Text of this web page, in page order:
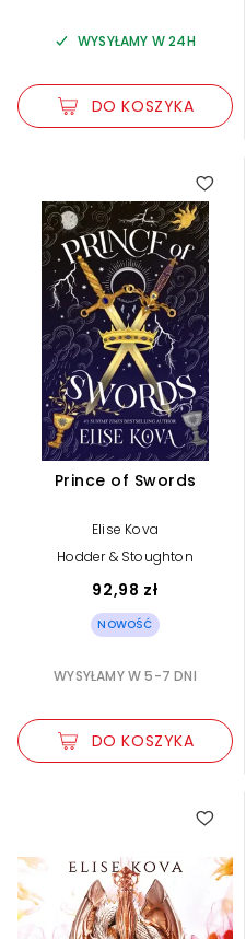
WYSYŁAMY W 24H
DO KOSZYKA
Prince of Swords
Elise Kova
Hodder & Stoughton
92,98 zł
NOWOŚĆ
WYSYŁAMY W 5-7 DNI
DO KOSZYKA